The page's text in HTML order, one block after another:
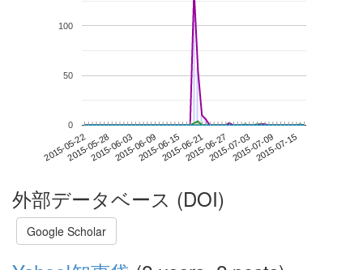
2015-05-222015-05-282015-06-032015-06-092015-06-152015-06-212015-06-272015-07-032015-07-092015-07-15
0
50
100
外部データベース (DOI)
Google Scholar